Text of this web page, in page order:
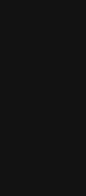
se alojarán